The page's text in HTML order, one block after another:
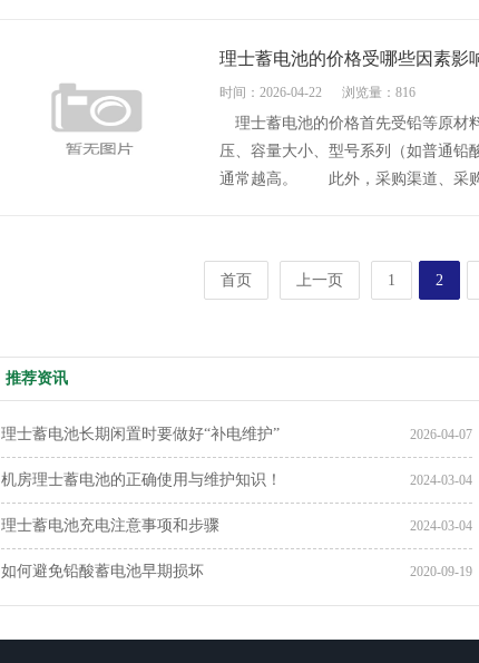
理士蓄电池的价格受哪些因素影
时间：2026-04-22 浏览量：816
理士蓄电池的价格首先受铅等原材
压、容量大小、型号系列（如普通铅
通常越高。 此外，采购渠道、采
首页 上一页 1 2
推荐资讯
2026-04-07
理士蓄电池长期闲置时要做好“补电维护”
2024-03-04
​机房理士蓄电池的正确使用与维护知识！
2024-03-04
理士蓄电池充电注意事项和步骤
2020-09-19
如何避免铅酸蓄电池早期损坏